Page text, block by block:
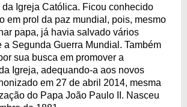
da Igreja Católica. Ficou conhecido
em prol da paz mundial, pois, mesmo
papa, já havia salvado vários
a Segunda Guerra Mundial. Também
sua busca em promover a
Igreja, adequando-a aos novos
em 27 de abril 2014, mesma
do Papa João Paulo II. Nasceu